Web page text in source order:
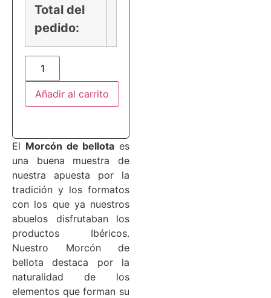
Total del
pedido:
Añadir al carrito
El Morcón de bellota es
una buena muestra de
nuestra apuesta por la
tradición y los formatos
con los que ya nuestros
abuelos disfrutaban los
productos Ibéricos.
Nuestro Morcón de
bellota destaca por la
naturalidad de los
elementos que forman su